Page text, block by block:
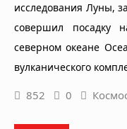
исследования Луны,
совершил посадку
северном океане
вулканического
852 0